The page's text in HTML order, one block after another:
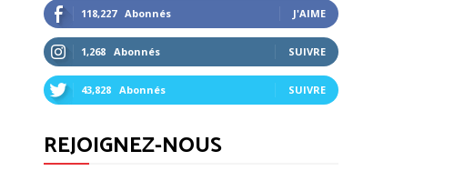
118,227 Abonnés J'AIME
1,268 Abonnés SUIVRE
43,828 Abonnés SUIVRE
REJOIGNEZ-NOUS